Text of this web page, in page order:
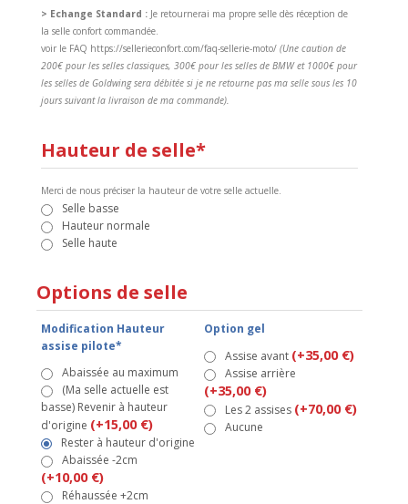
Hauteur de selle*
Merci de nous préciser la hauteur de votre selle actuelle.
Selle basse
Hauteur normale
Selle haute
Options de selle
Modification Hauteur
assise pilote*
Abaissée au maximum
(Ma selle actuelle est
basse) Revenir à hauteur
d'origine (+15,00 €)
Rester à hauteur d'origine
Abaissée -2cm
(+10,00 €)
Réhaussée +2cm
Option gel
Assise avant (+35,00 €)
Assise arrière
(+35,00 €)
Les 2 assises (+70,00 €)
Aucune
> Echange Standard :Je retournerai ma propre selle dès réception de
la selle confort commandée.
voir le FAQ https://sellerieconfort.com/faq-sellerie-moto/ (Une caution de
200€ pour les selles classiques, 300€ pour les selles de BMW et 1000€ pour
les selles de Goldwing sera débitée si je ne retourne pas ma selle sous les 10
jours suivant la livraison de ma commande).